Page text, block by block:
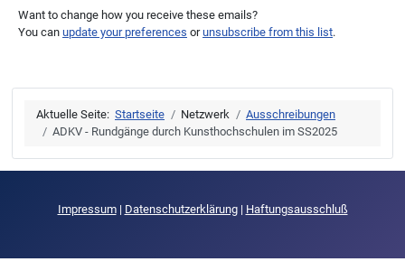
Want to change how you receive these emails?
You can update your preferences orunsubscribe from this list.
Aktuelle Seite: Startseite Netzwerk
Ausschreibungen
ADKV - Rundgänge durch Kunsthochschulen im SS2025
Impressum| Datenschutzerklärung| Haftungsausschluß